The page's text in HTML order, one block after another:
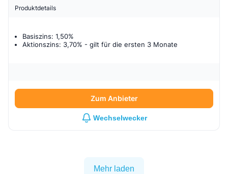
Produktdetails
Basiszins: 1,50%
Aktionszins: 3,70% - gilt für die ersten 3 Monate
Zum Anbieter
Wechselwecker
Mehr laden